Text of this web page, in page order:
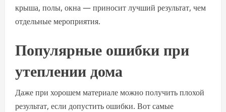
крыша, полы, окна — приносит лучший результат, чем
отдельные мероприятия.
Популярные ошибки при
утеплении дома
Даже при хорошем материале можно получить плохой
результат, если допустить ошибки. Вот самые